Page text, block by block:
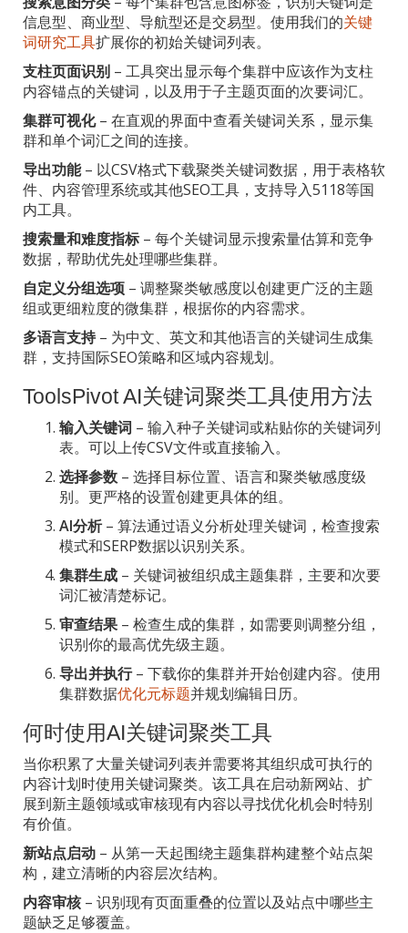
信息型、商业型、导航型还是交易型。使用我们的关键
词研究工具扩展你的初始关键词列表。
支柱页面识别 – 工具突出显示每个集群中应该作为支柱
内容锚点的关键词，以及用于子主题页面的次要词汇。
集群可视化– 在直观的界面中查看关键词关系，显示集
群和单个词汇之间的连接。
导出功能– 以CSV格式下载聚类关键词数据，用于表格软
件、内容管理系统或其他SEO工具，支持导入5118等国
内工具。
搜索量和难度指标– 每个关键词显示搜索量估算和竞争
数据，帮助优先处理哪些集群。
自定义分组选项 – 调整聚类敏感度以创建更广泛的主题
组或更细粒度的微集群，根据你的内容需求。
多语言支持– 为中文、英文和其他语言的关键词生成集
群，支持国际SEO策略和区域内容规划。
ToolsPivot AI关键词聚类工具使用方法
输入关键词 – 输入种子关键词或粘贴你的关键词列
表。可以上传CSV文件或直接输入。
选择参数 – 选择目标位置、语言和聚类敏感度级
别。更严格的设置创建更具体的组。
AI分析– 算法通过语义分析处理关键词，检查搜索
模式和SERP数据以识别关系。
集群生成 – 关键词被组织成主题集群，主要和次要
词汇被清楚标记。
审查结果 – 检查生成的集群，如需要则调整分组，
识别你的最高优先级主题。
导出并执行– 下载你的集群并开始创建内容。使用
集群数据优化元标题并规划编辑日历。
何时使用AI关键词聚类工具
当你积累了大量关键词列表并需要将其组织成可执行的
内容计划时使用关键词聚类。该工具在启动新网站、扩
展到新主题领域或审核现有内容以寻找优化机会时特别
有价值。
新站点启动 – 从第一天起围绕主题集群构建整个站点架
构，建立清晰的内容层次结构。
内容审核– 识别现有页面重叠的位置以及站点中哪些主
题缺乏足够覆盖。